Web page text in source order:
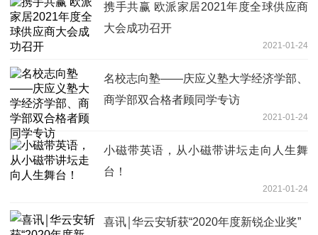
携手共赢 欧派家居2021年度全球供应商
大会成功召开
2021-01-24
名校志向塾——庆应义塾大学经济学部、
商学部双合格者顾同学专访
2021-01-24
小磁带英语，从小磁带讲坛走向人生舞
台！
2021-01-24
喜讯￨华云安斩获“2020年度新锐企业奖”